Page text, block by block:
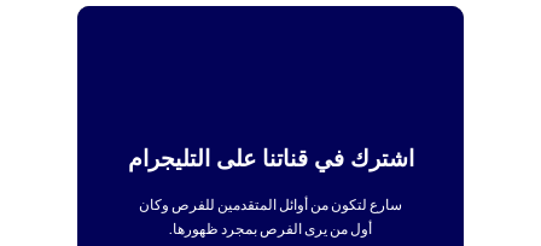
اشترك في قناتنا على التليجرام
سارع لتكون من أوائل المتقدمين للفرص وكان
أول من يرى الفرص بمجرد ظهورها.